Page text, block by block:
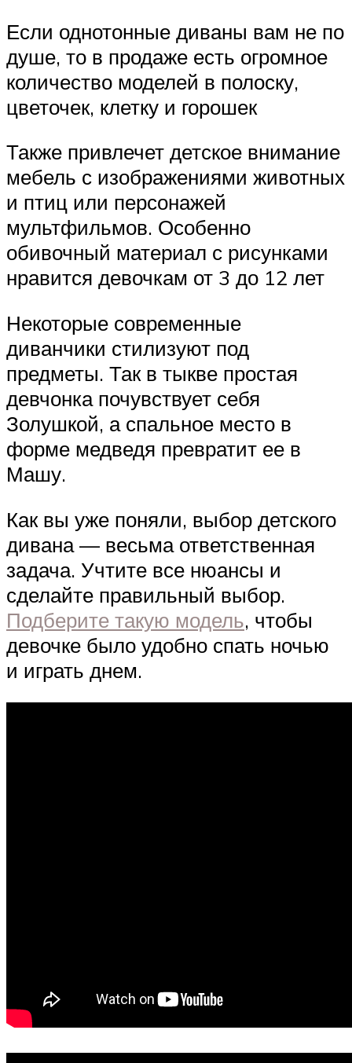
Если однотонные диваны вам не по
душе, то в продаже есть огромное
количество моделей в полоску,
цветочек, клетку и горошек
Также привлечет детское внимание
мебель с изображениями животных
и птиц или персонажей
мультфильмов. Особенно
обивочный материал с рисунками
нравится девочкам от 3 до 12 лет
Некоторые современные
диванчики стилизуют под
предметы. Так в тыкве простая
девчонка почувствует себя
Золушкой, а спальное место в
форме медведя превратит ее в
Машу.
Как вы уже поняли, выбор детского
дивана — весьма ответственная
задача. Учтите все нюансы и
сделайте правильный выбор.
Подберите такую модель, чтобы
девочке было удобно спать ночью
и играть днем.